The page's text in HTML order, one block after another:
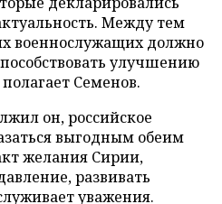
Между тем
военнослужащих должно
улучшению
Семенов.
он, российское
выгодным обеим
желания Сирии,
развивать
уважения.